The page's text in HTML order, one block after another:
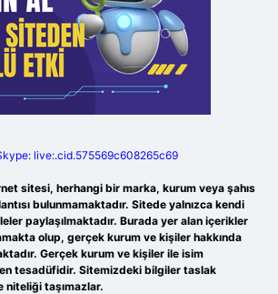
live:.cid.575569c608265c69
sitesi, herhangi bir marka, kurum veya şahıs
bulunmamaktadır. Sitede yalnızca kendi
paylaşılmaktadır. Burada yer alan içerikler
olup, gerçek kurum ve kişiler hakkında
Gerçek kurum ve kişiler ile isim
tesadüfidir. Sitemizdeki bilgiler taslak
niteliği taşımazlar.